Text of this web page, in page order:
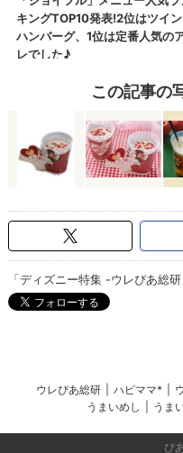
この記事の
「ディズニー特集 -ウレぴあ総
ウレぴあ総研 ハピママ*
うまいめし
うま
ぴ